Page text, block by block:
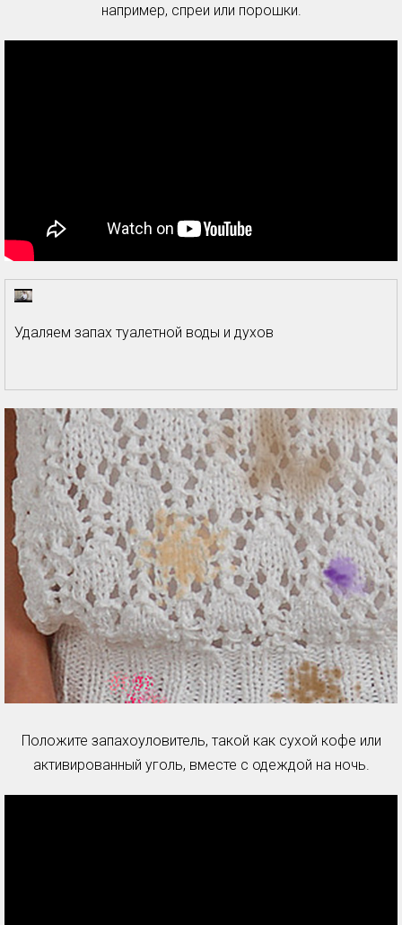
например, спреи или порошки.
Удаляем запах туалетной воды и духов
Положите запахоуловитель, такой как сухой кофе или
активированный уголь, вместе с одеждой на ночь.